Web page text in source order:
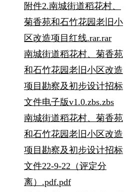
附件2.南城街道稻花村、
菊香苑和石竹花园老旧小
区改造项目红线.rar.rar
南城街道稻花村、菊香苑
和石竹花园老旧小区改造
项目勘察及初步设计招标
文件电子版v1.0.zbs.zbs
南城街道稻花村、菊香苑
和石竹花园老旧小区改造
项目勘察及初步设计招标
文件22-9-22（评定分
离）.pdf.pdf